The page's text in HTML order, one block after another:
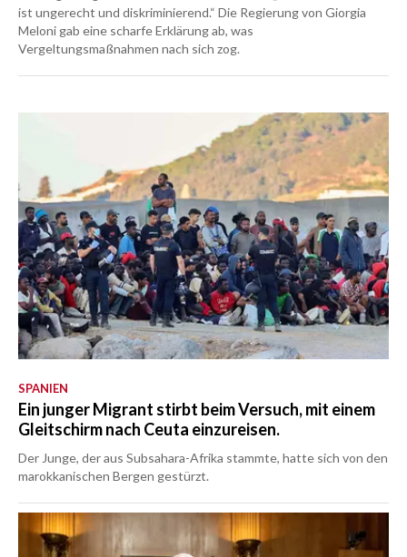
ist ungerecht und diskriminierend.“ Die Regierung von Giorgia
Meloni gab eine scharfe Erklärung ab, was
Vergeltungsmaßnahmen nach sich zog.
SPANIEN
Ein junger Migrant stirbt beim Versuch, mit einem
Gleitschirm nach Ceuta einzureisen.
Der Junge, der aus Subsahara-Afrika stammte, hatte sich von den
marokkanischen Bergen gestürzt.